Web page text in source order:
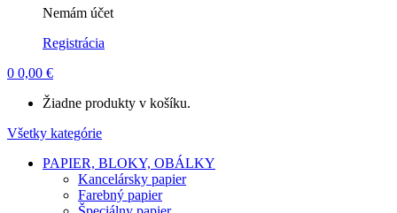
Nemám účet
Registrácia
0 0,00 €
Žiadne produkty v košíku.
Všetky kategórie
PAPIER, BLOKY, OBÁLKY
Kancelársky papier
Farebný papier